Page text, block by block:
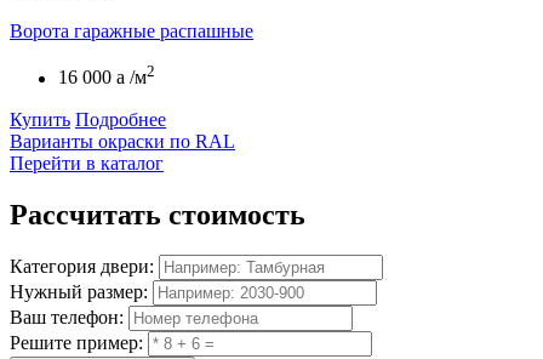
Ворота гаражные распашные
16 000 a /м2
Купить Подробнее
Варианты окраски по RAL
Перейти в каталог
Рассчитать стоимость
Категория двери:
Нужный размер:
Ваш телефон:
Решите пример: